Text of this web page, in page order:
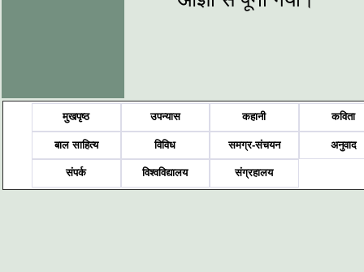
मुखपृष्ठ उपन्यास कहानी कविता
बाल साहित्य विविध समग्र-संचयन अनुवाद
संपर्क विश्वविद्यालय संग्रहालय